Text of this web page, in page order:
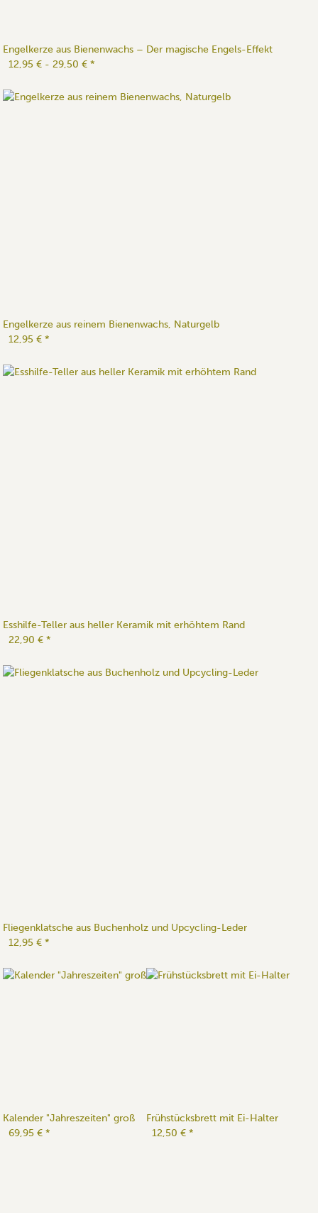
Engelkerze aus Bienenwachs – Der magische Engels-Effekt
12,95 € - 29,50 € *
Engelkerze aus reinem Bienenwachs, Naturgelb
12,95 € *
Esshilfe-Teller aus heller Keramik mit erhöhtem Rand
22,90 € *
Fliegenklatsche aus Buchenholz und Upcycling-Leder
12,95 € *
Kalender "Jahreszeiten" groß
69,95 € *
Frühstücksbrett mit Ei-Halter
12,50 € *